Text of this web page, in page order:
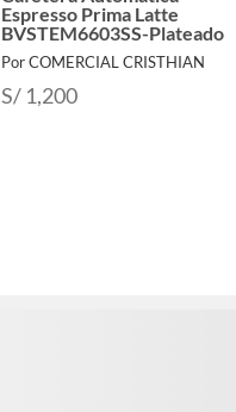
Espresso Prima Latte
BVSTEM6603SS-Plateado
Por COMERCIAL CRISTHIAN
S/ 1,200